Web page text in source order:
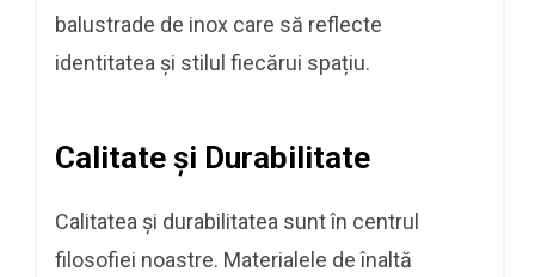
balustrade de inox care să reflecte
identitatea și stilul fiecărui spațiu.
Calitate și Durabilitate
Calitatea și durabilitatea sunt în centrul
filosofiei noastre. Materialele de înaltă